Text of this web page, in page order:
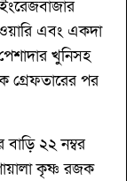
এবং একদা
খুনিসহ
গ্রেফতারের পর
২২ নম্বর
কৃষ্ণ রজক